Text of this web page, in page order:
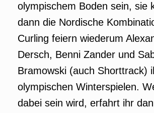
olympischem Boden sein, sie
dann die Nordische
Curling feiern wiederum
Dersch, Benni Zander und
Bramowski (auch Shorttrack)
olympischen Winterspielen.
dabei sein wird, erfahrt ihr